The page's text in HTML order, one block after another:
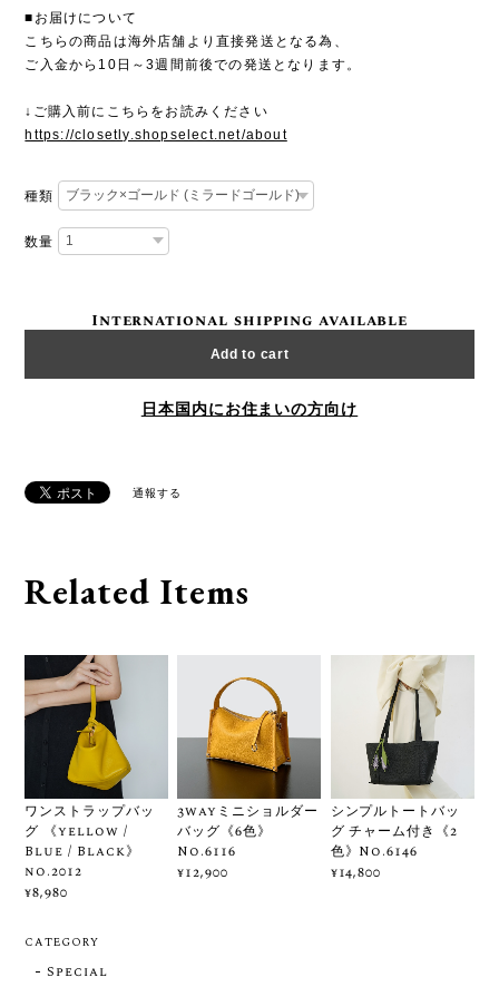
■お届けについて
こちらの商品は海外店舗より直接発送となる為、
ご入金から10日～3週間前後での発送となります。
↓ご購入前にこちらをお読みください
https://closetly.shopselect.net/about
種類
数量
International shipping available
Add to cart
日本国内にお住まいの方向け
通報する
Related Items
ワンストラップバッ
グ 《yellow /
Blue / Black》
no.2012
¥8,980
3wayミニショルダー
バッグ《6色》
No.6116
¥12,900
シンプルトートバッ
グ チャーム付き《2
色》No.6146
¥14,800
CATEGORY
Special